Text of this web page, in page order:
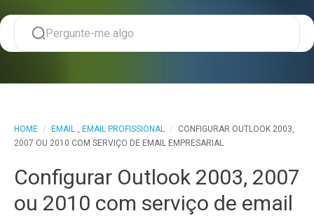
HOME / EMAIL , EMAIL PROFISSIONAL /
CONFIGURAR OUTLOOK 2003,
2007 OU 2010 COM SERVIÇO DE EMAIL EMPRESARIAL
Configurar Outlook 2003, 2007
ou 2010 com serviço de email